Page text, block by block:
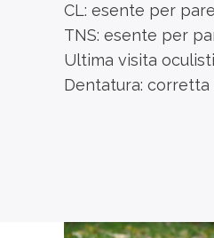
CL: esente per
TNS: esente per
Ultima visita
Dentatura: